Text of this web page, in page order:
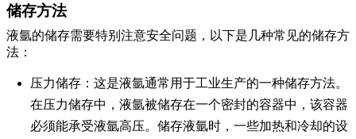
储存方法
液氩的储存需要特别注意安全问题，以下是几种常见的储存方
法：
压力储存 ：这是液氩通常用于工业生产的一种储存方法。
在压力储存中，液氩被储存在一个密封的容器中，该容器
必须能承受液氩高压。储存液氩时，一些加热和冷却的设